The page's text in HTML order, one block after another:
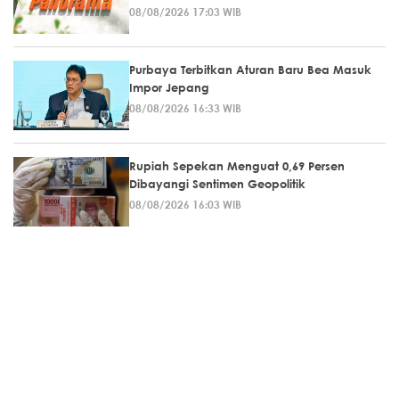
08/08/2026 17:03 WIB
Purbaya Terbitkan Aturan Baru Bea Masuk
Impor Jepang
08/08/2026 16:33 WIB
Rupiah Sepekan Menguat 0,69 Persen
Dibayangi Sentimen Geopolitik
08/08/2026 16:03 WIB